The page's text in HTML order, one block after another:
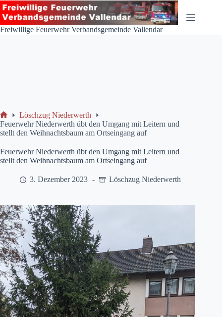
Zum
Inhalt
springen
Freiwillige Feuerwehr Verbandsgemeinde Vallendar
Start
Löschzug Niederwerth
Feuerwehr Niederwerth übt den Umgang mit Leitern und
stellt den Weihnachtsbaum am Ortseingang auf
Feuerwehr Niederwerth übt den Umgang mit Leitern und
stellt den Weihnachtsbaum am Ortseingang auf
3. Dezember 2023 Löschzug Niederwerth